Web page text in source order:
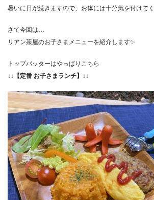
暑いに日が続きますので、お体には十分気を付けて
さて今回は…
リアン茶屋のお子さまメニューを紹介します✨
トップバッターはやっぱりこちら
↓↓ 【定番 お子さまランチ】 ↓↓